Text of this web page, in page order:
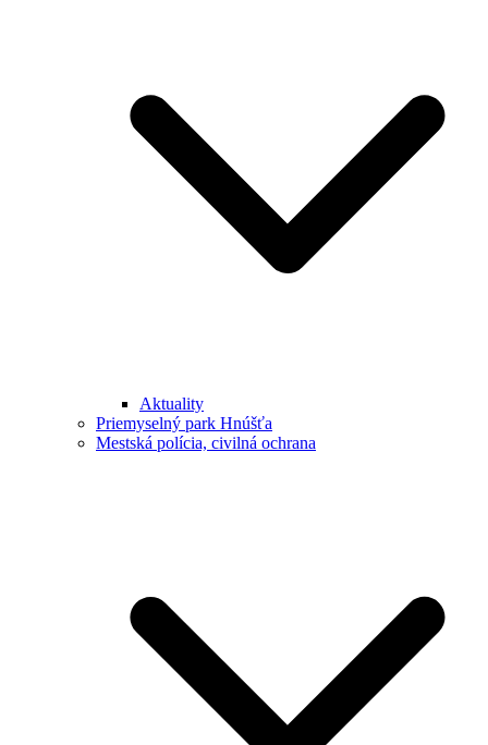
Aktuality
Priemyselný park Hnúšťa
Mestská polícia, civilná ochrana